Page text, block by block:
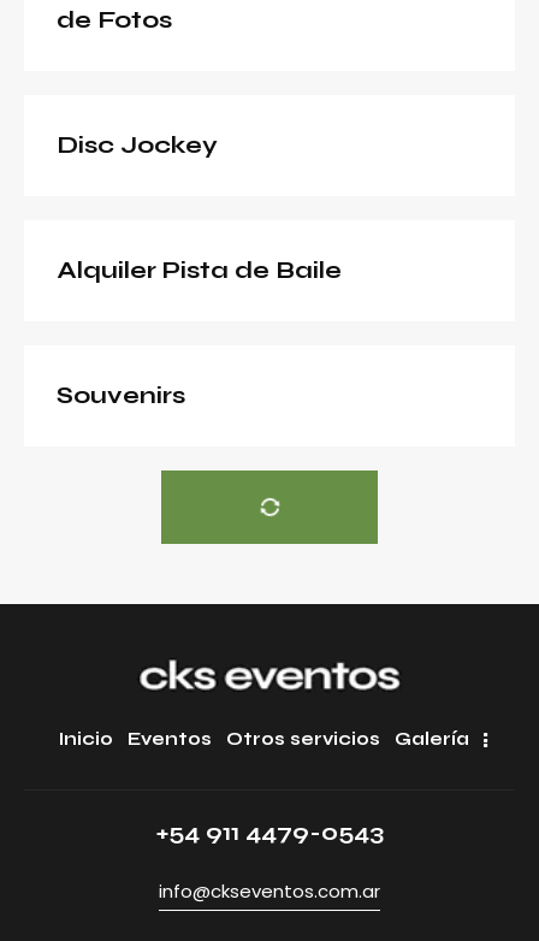
de Fotos
Disc Jockey
Alquiler Pista de Baile
Souvenirs
Inicio Eventos Otros servicios Galería
+54 911 4479-0543
info@ckseventos.com.ar